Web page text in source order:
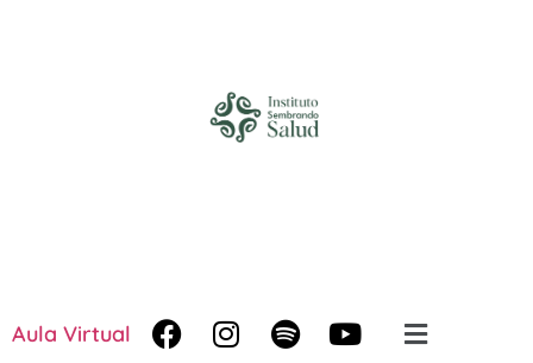
Aula Virtual